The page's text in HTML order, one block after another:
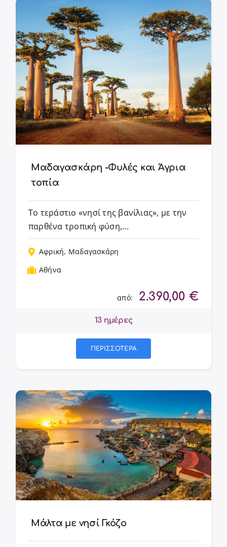
Μαδαγασκάρη -Φυλές και Άγρια
τοπία
Το τεράστιο «νησί της βανίλιας», με την
παρθένα τροπική φύση,...
Αφρική, Μαδαγασκάρη
Αθήνα
από: 2.390,00 €
13 ημέρες
ΠΕΡΙΣΣΟΤΕΡΑ
Μάλτα με νησί Γκόζο